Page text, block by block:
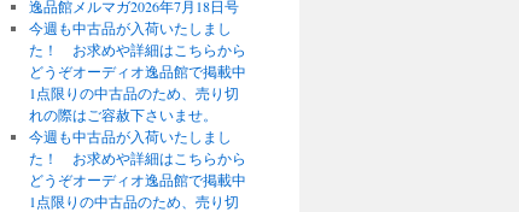
逸品館メルマガ2026年7月18日号
今週も中古品が入荷いたしまし
た！ お求めや詳細はこちらから
どうぞオーディオ逸品館で掲載中
1点限りの中古品のため、売り切
れの際はご容赦下さいませ。
今週も中古品が入荷いたしまし
た！ お求めや詳細はこちらから
どうぞオーディオ逸品館で掲載中
1点限りの中古品のため、売り切